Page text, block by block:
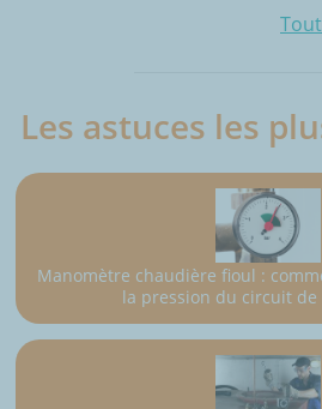
Les astuces les
Manomètre chaudière fioul :
la pression du circuit de